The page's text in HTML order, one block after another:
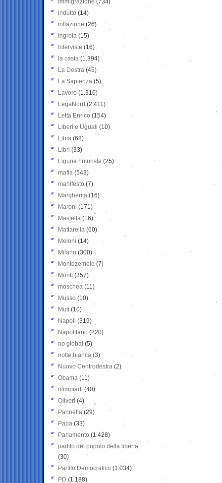
Immigrazione (734)
indulto (14)
inflazione (26)
Ingroia (15)
Interviste (16)
la casta (1.394)
La Destra (45)
La Sapienza (5)
Lavoro (1.316)
LegaNord (2.411)
Letta Enrico (154)
Liberi e Uguali (10)
Libia (68)
Libri (33)
Liguria Futurista (25)
mafia (543)
manifesto (7)
Margherita (16)
Maroni (171)
Mastella (16)
Mattarella (60)
Meloni (14)
Milano (300)
Montezemolo (7)
Monti (357)
moschea (11)
Musso (10)
Muti (10)
Napoli (319)
Napolitano (220)
no global (5)
notte bianca (3)
Nuovo Centrodestra (2)
Obama (11)
olimpiadi (40)
Oliveri (4)
Pannella (29)
Papa (33)
Parlamento (1.428)
partito del popolo della libertà
(30)
Partito Democratico (1.034)
PD (1.188)